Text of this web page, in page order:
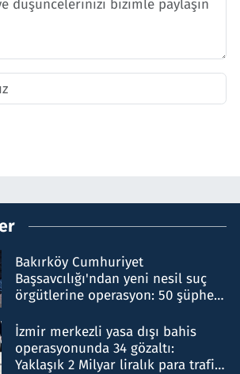
Bakırköy Cumhuriyet
Başsavcılığı'ndan yeni nesil suç
örgütlerine operasyon: 50 şüpheli
İzmir merkezli yasa dışı bahis
operasyonunda 34 gözaltı:
Yaklaşık 2 Milyar liralık para trafiği